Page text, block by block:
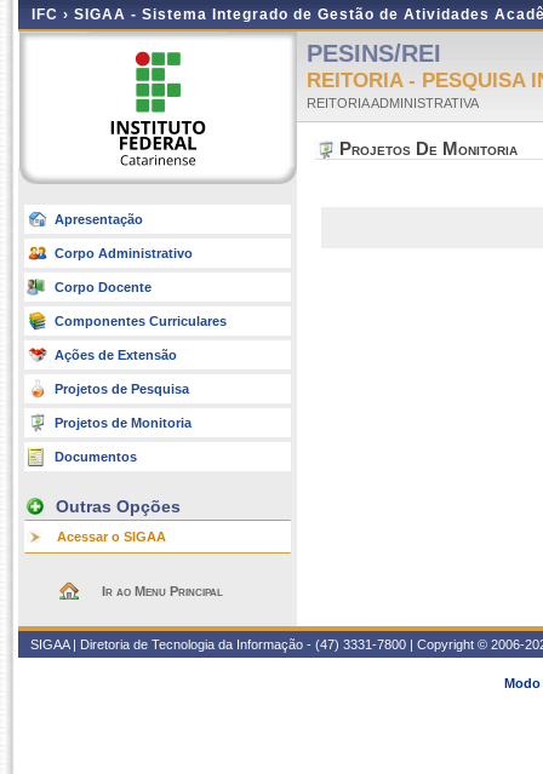
IFC › SIGAA - Sistema Integrado de Gestão de Atividades
Apresentação
Corpo Administrativo
Corpo Docente
Componentes Curriculares
Ações de Extensão
Projetos de Pesquisa
Projetos de Monitoria
Documentos
Outras Opções
Acessar o SIGAA
Ir ao Menu Principal
PESINS/REI
REITORIA - PESQUISA
REITORIA ADMINISTRATIVA
Projetos De Monitoria
SIGAA | Diretoria de Tecnologia da Informação - (47) 3331-7800 | Copyright © 2006-
Modo